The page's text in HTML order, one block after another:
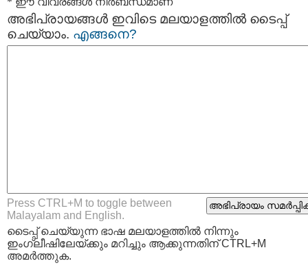
അഭിപ്രായങ്ങള്‍ ഇവിടെ മലയാളത്തില്‍ ടൈപ്പ്
ചെയ്യാം. എങ്ങനെ?
Press CTRL+M to toggle between
Malayalam and English.
ടൈപ്പ്‌ ചെയ്യുന്ന ഭാഷ മലയാളത്തില്‍ നിന്നും
ഇംഗ്ലീഷിലേയ്ക്കും മറിച്ചും ആക്കുന്നതിന് CTRL+M
അമര്‍ത്തുക.